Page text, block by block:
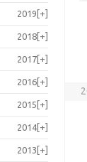
[+]
2019
[+]
2018
[+]
2017
[+]
2016
[+]
2015
[+]
2014
[+]
2013